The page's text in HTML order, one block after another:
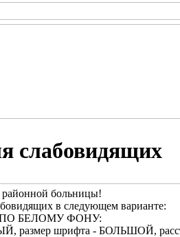
слабовидящих
районной больницы!
в следующем варианте:
ПО БЕЛОМУ ФОНУ:
размер шрифта - БОЛЬШОЙ,